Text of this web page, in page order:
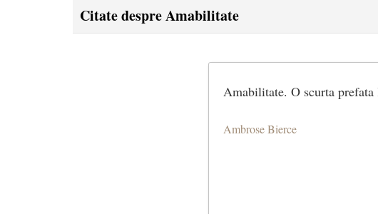
Citate despre Amabilitate
Amabilitate. O scurta
Ambrose Bierce